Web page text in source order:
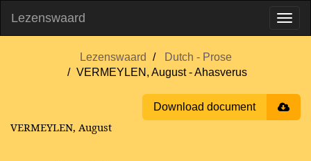
Lezenswaard
Lezenswaard
Dutch - Prose
VERMEYLEN, August - Ahasverus
Download document
VERMEYLEN, August